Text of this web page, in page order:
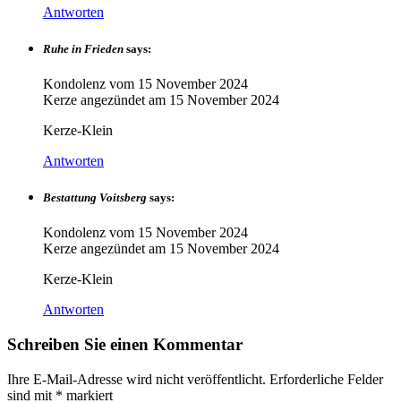
Antworten
Ruhe in Frieden says:
Kondolenz vom 15 November 2024
Kerze angezündet am 15 November 2024
Kerze-Klein
Antworten
Bestattung Voitsberg says:
Kondolenz vom 15 November 2024
Kerze angezündet am 15 November 2024
Kerze-Klein
Antworten
Schreiben Sie einen Kommentar
Ihre E-Mail-Adresse wird nicht veröffentlicht. Erforderliche Felder
sind mit * markiert